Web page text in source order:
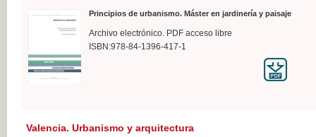
Principios de urbanismo. Máster en jardinería y paisaje
Archivo electrónico. PDF acceso libre
ISBN:978-84-1396-417-1
Valencia. Urbanismo y arquitectura